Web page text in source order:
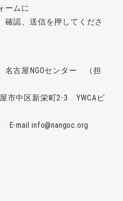
ームに
確認、送信を押してくださ
古屋NGOセンター （担
市中区新栄町2-3 YWCAビ
E-mail info@nangoc.org